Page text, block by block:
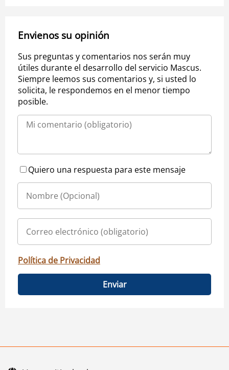
Envienos su opinión
Sus preguntas y comentarios nos serán muy
útiles durante el desarrollo del servicio Mascus.
Siempre leemos sus comentarios y, si usted lo
solicita, le respondemos en el menor tiempo
posible.
Quiero una respuesta para este mensaje
Política de Privacidad
Enviar